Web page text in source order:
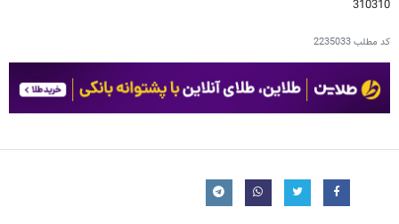
310310
کد مطلب2235033